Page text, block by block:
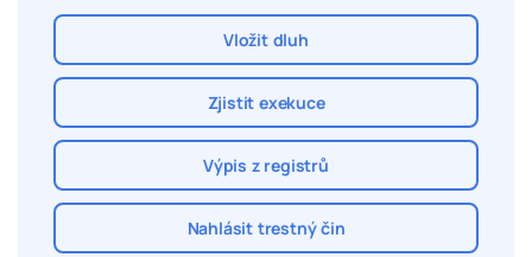
Vložit dluh
Zjistit exekuce
Výpis z registrů
Nahlásit trestný čin